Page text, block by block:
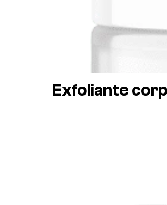
Exfoliante